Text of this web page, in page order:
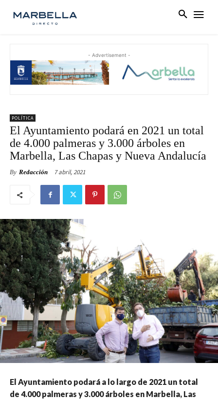
- Advertisement -
POLÍTICA
El Ayuntamiento podará en 2021 un total
de 4.000 palmeras y 3.000 árboles en
Marbella, Las Chapas y Nueva Andalucía
By Redacción 7 abril, 2021
El Ayuntamiento podará a lo largo de 2021 un total
de 4.000 palmeras y 3.000 árboles en Marbella, Las